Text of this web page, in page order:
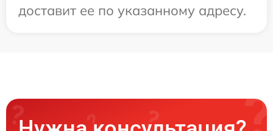
доставит ее по указанному адресу.